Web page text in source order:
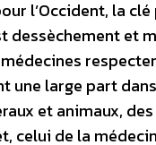
l’Occident, la
dessèchement et
médecines
une large part
et animaux,
celui de la